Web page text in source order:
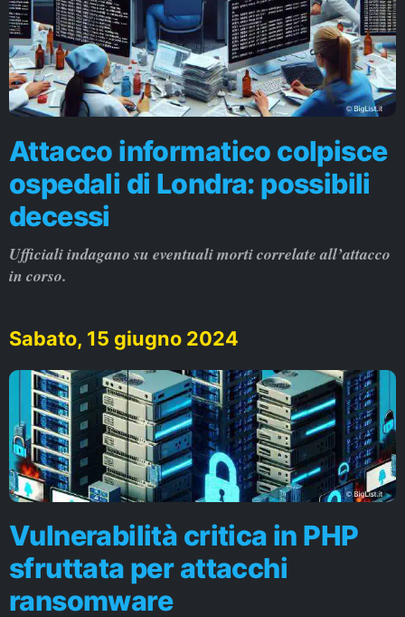
Attacco informatico colpisce
ospedali di Londra: possibili
decessi
Ufficiali indagano su eventuali morti correlate all’attacco
in corso.
Sabato, 15 giugno 2024
Vulnerabilità critica in PHP
sfruttata per attacchi
ransomware